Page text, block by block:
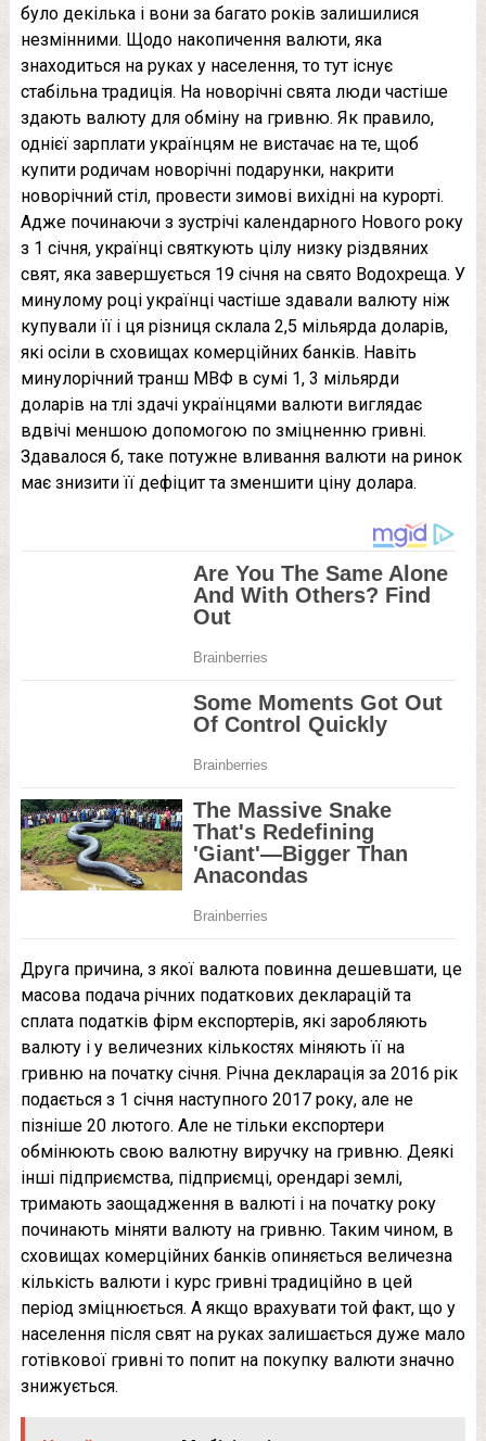
було декілька і вони за багато років залишилися
незмінними. Щодо накопичення валюти, яка
знаходиться на руках у населення, то тут існує
стабільна традиція. На новорічні свята люди частіше
здають валюту для обміну на гривню. Як правило,
однієї зарплати українцям не вистачає на те, щоб
купити родичам новорічні подарунки, накрити
новорічний стіл, провести зимові вихідні на курорті.
Адже починаючи з зустрічі календарного Нового року
з 1 січня, українці святкують цілу низку різдвяних
свят, яка завершується 19 січня на свято Водохреща. У
минулому році українці частіше здавали валюту ніж
купували її і ця різниця склала 2,5 мільярда доларів,
які осіли в сховищах комерційних банків. Навіть
минулорічний транш МВФ в сумі 1, 3 мільярди
доларів на тлі здачі українцями валюти виглядає
вдвічі меншою допомогою по зміцненню гривні.
Здавалося б, таке потужне вливання валюти на ринок
має знизити її дефіцит та зменшити ціну долара.
Друга причина, з якої валюта повинна дешевшати, це
масова подача річних податкових декларацій та
сплата податків фірм експортерів, які заробляють
валюту і у величезних кількостях міняють її на
гривню на початку січня. Річна декларація за 2016 рік
подається з 1 січня наступного 2017 року, але не
пізніше 20 лютого. Але не тільки експортери
обмінюють свою валютну виручку на гривню. Деякі
інші підприємства, підприємці, орендарі землі,
тримають заощадження в валюті і на початку року
починають міняти валюту на гривню. Таким чином, в
сховищах комерційних банків опиняється величезна
кількість валюти і курс гривні традиційно в цей
період зміцнюється. А якщо врахувати той факт, що у
населення після свят на руках залишається дуже мало
готівкової гривні то попит на покупку валюти значно
знижується.